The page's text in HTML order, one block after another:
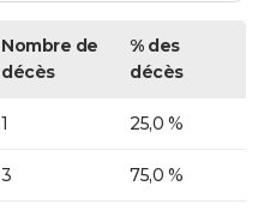
Nombre de
décès
% des
décès
1 25,0 %
3 75,0 %